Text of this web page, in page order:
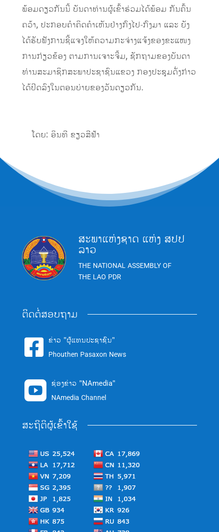
ພ້ອມດຽວກັນນີ້ ບັນດາທ່ານຜູ້ເຂົ້າຮ່ວມໄດ້ພ້ອມ ກັນຄົ້ນ
ຄວ້າ, ປະກອບຄໍາຄິດຄໍາເຫັນຢ່າງກົງໄປ-ກົງມາ ແລະ ຍັງ
ໄດ້ຮັບຟັງການຊີ້ແຈງໃຫ້ຄວາມກະຈ່າງແຈ້ງຂອງຂະແໜງ
ການກ່ຽວຂ້ອງ ຕາມການເຈາະຈີ້ມ, ຊັກຖາມຂອງບັນດາ
ທ່ານສະມາຊິກສະພາປະຊາຊົນແຂວງ ກອງປະຊຸມດັ່ງກ່າວ
ໄດ້ປິດລົງໃນຕອນບ່າຍຂອງວັນດຽວກັນ.
ໂດຍ: ອິນທີ ຂຽວສີຟ້າ
ສະພາແຫ່ງຊາດ ແຫ່ງ ສປປ
ລາວ
THE NATIONAL ASSEMBLY OF
THE LAO PDR
ຕິດຕໍ່ສອບຖາມ
 ຂ່າວ "ຜູ້ແທນປະຊາຊົນ"
Phouthen Pasaxon News
 ຊ່ອງຂ່າວ "NAmedia"
NAmedia Channel
ສະຖິຕິຜູ້ເຂົ້າໃຊ້